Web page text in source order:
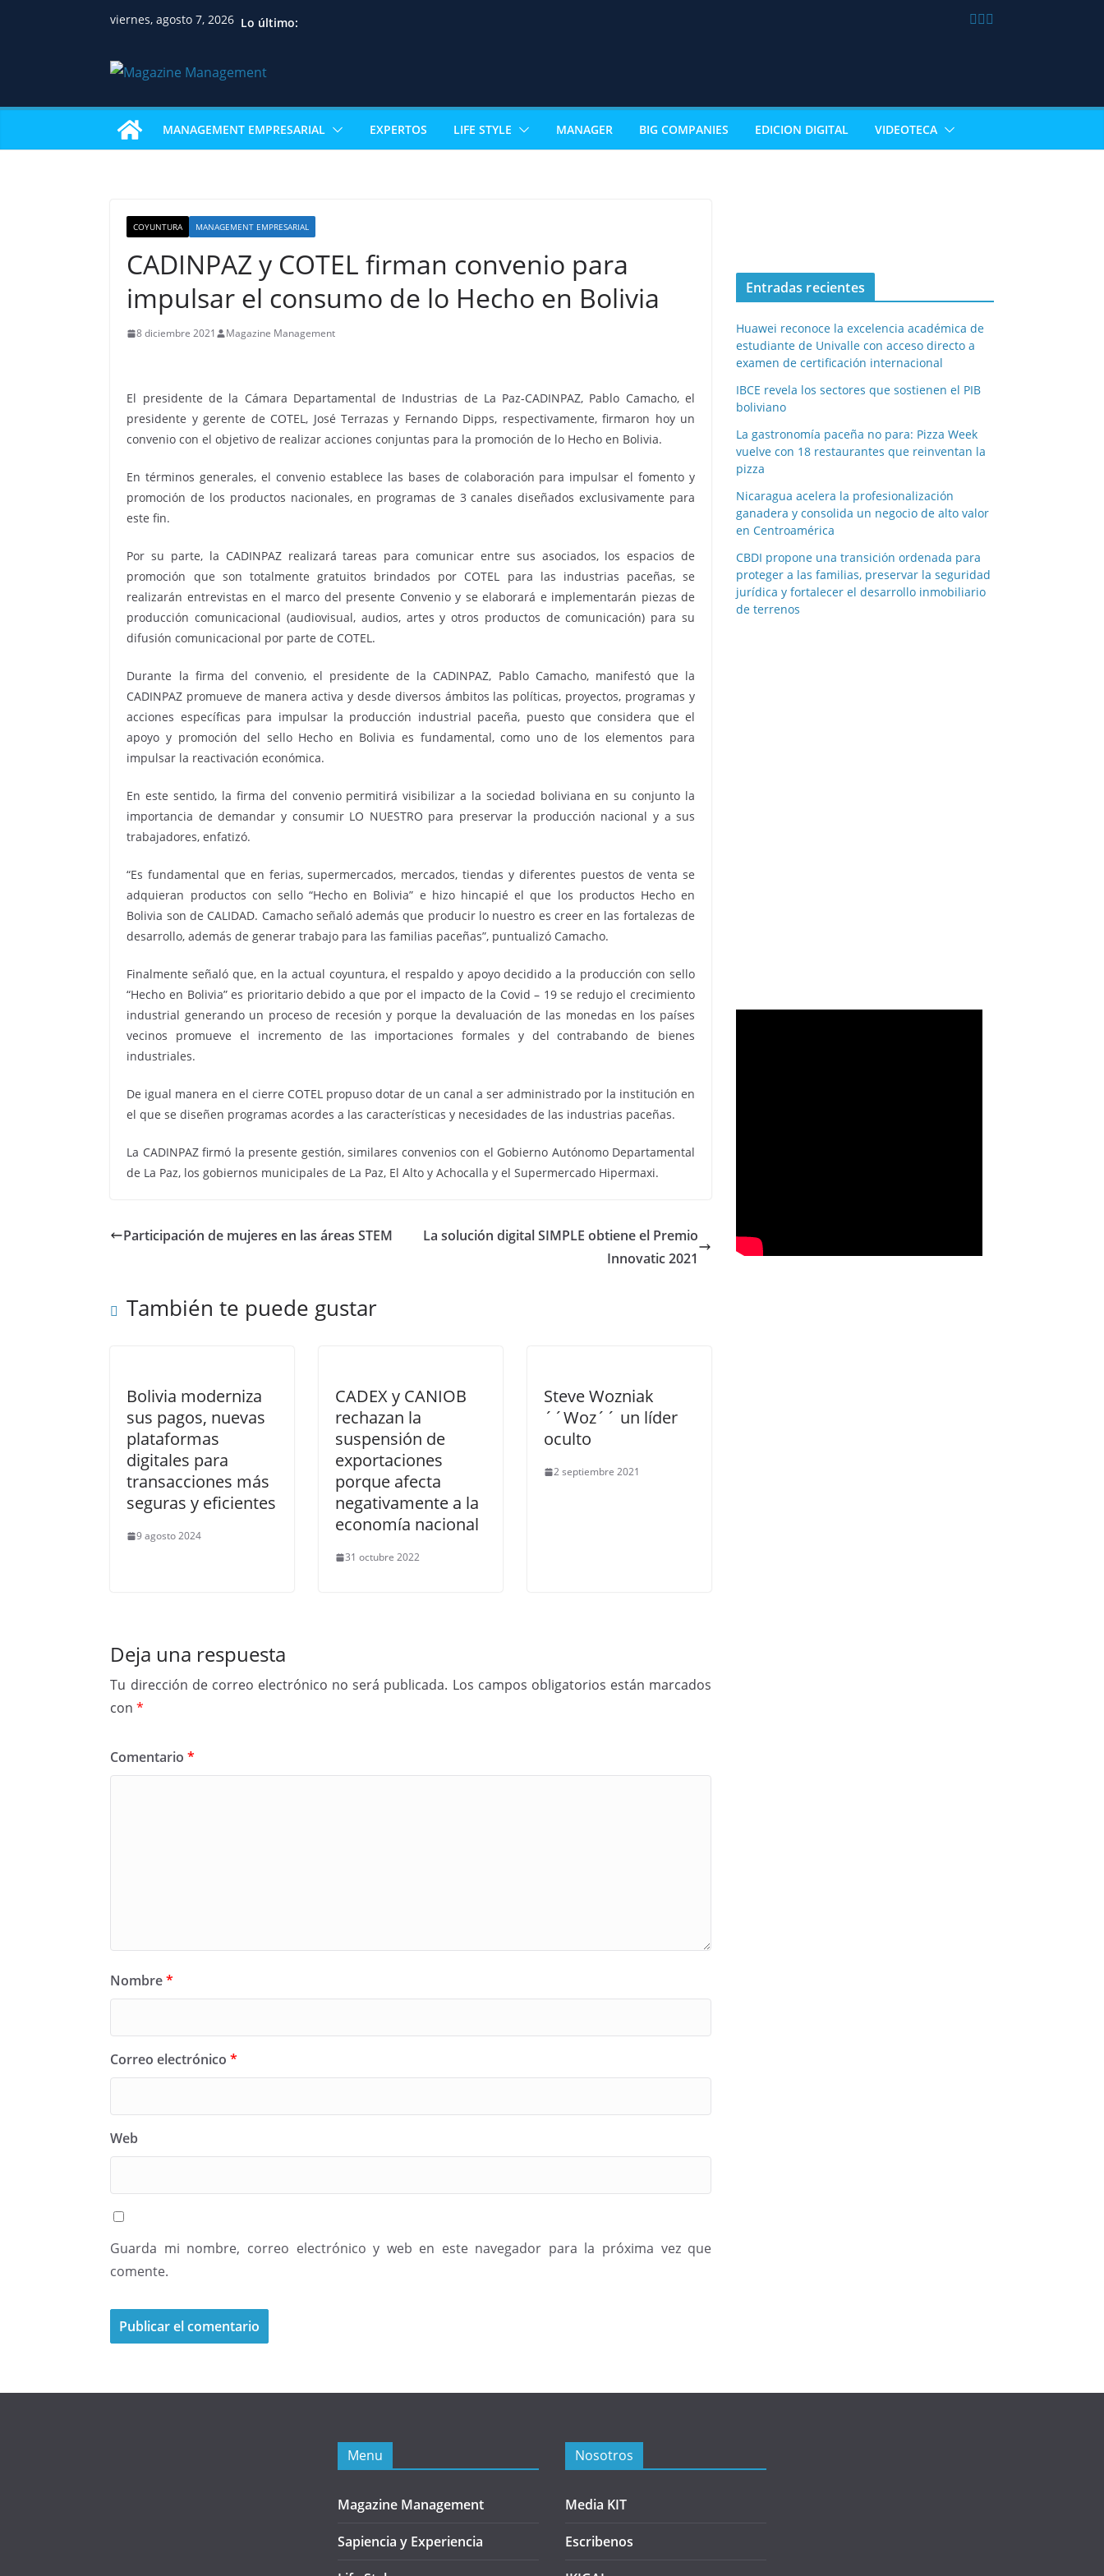
viernes, agosto 7, 2026 Lo último:
MANAGEMENT EMPRESARIAL EXPERTOS LIFE STYLE MANAGER BIG COMPANIES EDICION DIGITAL VIDEOTECA
COYUNTURA MANAGEMENT EMPRESARIAL
CADINPAZ y COTEL firman convenio para
impulsar el consumo de lo Hecho en Bolivia
8 diciembre 2021 Magazine Management
El presidente de la Cámara Departamental de Industrias de La Paz-CADINPAZ, Pablo Camacho, el
presidente y gerente de COTEL, José Terrazas y Fernando Dipps, respectivamente, firmaron hoy un
convenio con el objetivo de realizar acciones conjuntas para la promoción de lo Hecho en Bolivia.
En términos generales, el convenio establece las bases de colaboración para impulsar el fomento y
promoción de los productos nacionales, en programas de 3 canales diseñados exclusivamente para
este fin.
Por su parte, la CADINPAZ realizará tareas para comunicar entre sus asociados, los espacios de
promoción que son totalmente gratuitos brindados por COTEL para las industrias paceñas, se
realizarán entrevistas en el marco del presente Convenio y se elaborará e implementarán piezas de
producción comunicacional (audiovisual, audios, artes y otros productos de comunicación) para su
difusión comunicacional por parte de COTEL.
Durante la firma del convenio, el presidente de la CADINPAZ, Pablo Camacho, manifestó que la
CADINPAZ promueve de manera activa y desde diversos ámbitos las políticas, proyectos, programas y
acciones específicas para impulsar la producción industrial paceña, puesto que considera que el
apoyo y promoción del sello Hecho en Bolivia es fundamental, como uno de los elementos para
impulsar la reactivación económica.
En este sentido, la firma del convenio permitirá visibilizar a la sociedad boliviana en su conjunto la
importancia de demandar y consumir LO NUESTRO para preservar la producción nacional y a sus
trabajadores, enfatizó.
“Es fundamental que en ferias, supermercados, mercados, tiendas y diferentes puestos de venta se
adquieran productos con sello “Hecho en Bolivia” e hizo hincapié el que los productos Hecho en
Bolivia son de CALIDAD. Camacho señaló además que producir lo nuestro es creer en las fortalezas de
desarrollo, además de generar trabajo para las familias paceñas”, puntualizó Camacho.
Finalmente señaló que, en la actual coyuntura, el respaldo y apoyo decidido a la producción con sello
“Hecho en Bolivia” es prioritario debido a que por el impacto de la Covid – 19 se redujo el crecimiento
industrial generando un proceso de recesión y porque la devaluación de las monedas en los países
vecinos promueve el incremento de las importaciones formales y del contrabando de bienes
industriales.
De igual manera en el cierre COTEL propuso dotar de un canal a ser administrado por la institución en
el que se diseñen programas acordes a las características y necesidades de las industrias paceñas.
La CADINPAZ firmó la presente gestión, similares convenios con el Gobierno Autónomo Departamental
de La Paz, los gobiernos municipales de La Paz, El Alto y Achocalla y el Supermercado Hipermaxi.
Participación de mujeres en las áreas STEM
La solución digital SIMPLE obtiene el Premio
Innovatic 2021
También te puede gustar
Bolivia moderniza
sus pagos, nuevas
plataformas
digitales para
transacciones más
seguras y eficientes
9 agosto 2024
CADEX y CANIOB
rechazan la
suspensión de
exportaciones
porque afecta
negativamente a la
economía nacional
31 octubre 2022
Steve Wozniak
´´Woz´´ un líder
oculto
2 septiembre 2021
Deja una respuesta
Tu dirección de correo electrónico no será publicada. Los campos obligatorios están marcados
con*
Comentario*
Nombre*
Correo electrónico*
Web
Guarda mi nombre, correo electrónico y web en este navegador para la próxima vez que
comente.
Entradas recientes
Huawei reconoce la excelencia académica de
estudiante de Univalle con acceso directo a
examen de certificación internacional
IBCE revela los sectores que sostienen el PIB
boliviano
La gastronomía paceña no para: Pizza Week
vuelve con 18 restaurantes que reinventan la
pizza
Nicaragua acelera la profesionalización
ganadera y consolida un negocio de alto valor
en Centroamérica
CBDI propone una transición ordenada para
proteger a las familias, preservar la seguridad
jurídica y fortalecer el desarrollo inmobiliario
de terrenos
Menu
Magazine Management
Sapiencia y Experiencia
Nosotros
Media KIT
Escribenos